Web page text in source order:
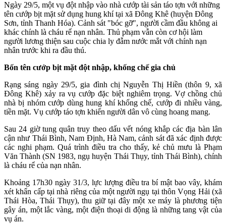
Ngày 29/5, một vụ đột nhập vào nhà cướp tài sản táo tợn với những
tên cướp bịt mặt sử dụng hung khí tại xã Đông Khê (huyện Đông
Sơn, tỉnh Thanh Hóa). Cảnh sát "bóc gỡ", người cầm đầu không ai
khác chính là cháu rể nạn nhân. Thủ phạm vẫn còn cơ hội làm
người lương thiện sau cuộc chia ly đẫm nước mắt với chính nạn
nhân trước khi ra đầu thú.
Bốn tên cướp bịt mặt đột nhập, khống chế gia chủ
Rạng sáng ngày 29/5, gia đình chị Nguyễn Thị Hiền (thôn 9, xã
Đông Khê) xảy ra vụ cướp đặc biệt nghiêm trọng. Vợ chồng chủ
nhà bị nhóm cướp dùng hung khí khống chế, cướp đi nhiều vàng,
tiền mặt. Vụ cướp táo tợn khiến người dân vô cùng hoang mang.
Sau 24 giờ tung quân truy theo dấu vết nóng khắp các địa bàn lân
cận như Thái Bình, Nam Định, Hà Nam, cảnh sát đã xác định được
các nghi phạm. Quá trình điều tra cho thấy, kẻ chủ mưu là Phạm
Văn Thành (SN 1983, ngụ huyện Thái Thụy, tỉnh Thái Bình), chính
là cháu rể của nạn nhân.
Khoảng 17h30 ngày 31/3, lực lượng điều tra bí mật bao vây, khám
xét khẩn cấp tại nhà riêng của một người ngụ tại thôn Vọng Hải (xã
Thái Hòa, Thái Thụy), thu giữ tại đây một xe máy là phương tiện
gây án, một lắc vàng, một điện thoại di động là những tang vật của
vụ án.